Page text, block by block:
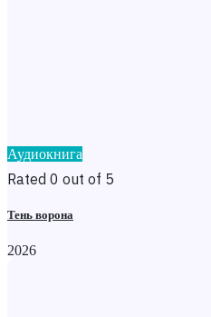
Аудиокнига
Rated 0 out of 5
Тень ворона
2026